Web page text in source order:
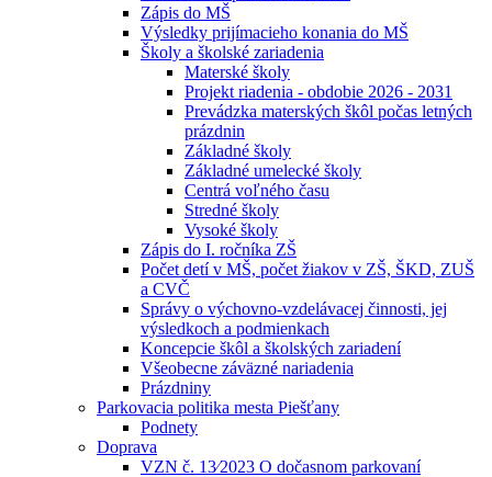
Zápis do MŠ
Výsledky prijímacieho konania do MŠ
Školy a školské zariadenia
Materské školy
Projekt riadenia - obdobie 2026 - 2031
Prevádzka materských škôl počas letných
prázdnin
Základné školy
Základné umelecké školy
Centrá voľného času
Stredné školy
Vysoké školy
Zápis do I. ročníka ZŠ
Počet detí v MŠ, počet žiakov v ZŠ, ŠKD, ZUŠ
a CVČ
Správy o výchovno-vzdelávacej činnosti, jej
výsledkoch a podmienkach
Koncepcie škôl a školských zariadení
Všeobecne záväzné nariadenia
Prázdniny
Parkovacia politika mesta Piešťany
Podnety
Doprava
VZN č. 13⁄2023 O dočasnom parkovaní